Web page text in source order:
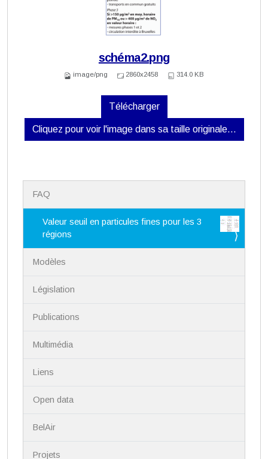
schéma2.png
image/png 2860x2458 314.0 KB
Télécharger
Cliquez pour voir l'image dans sa taille originale…
v
FAQ
Valeur seuil en particules fines pour les 3
régions
Modèles
Législation
Publications
Multimédia
Liens
Open data
BelAir
Projets